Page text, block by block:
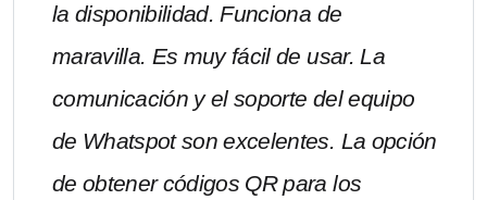
la disponibilidad. Funciona de
maravilla. Es muy fácil de usar. La
comunicación y el soporte del equipo
de Whatspot son excelentes. La opción
de obtener códigos QR para los